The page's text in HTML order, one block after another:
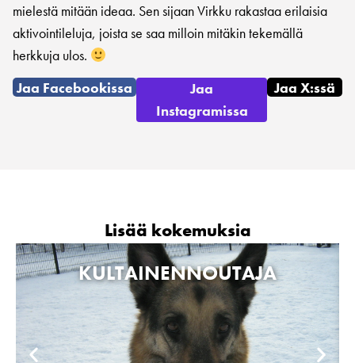
mielestä mitään ideaa. Sen sijaan Virkku rakastaa erilaisia
aktivointileluja, joista se saa milloin mitäkin tekemällä
herkkuja ulos.
Jaa Facebookissa
Jaa
Instagramissa
Jaa X:ssä
Lisää kokemuksia
KULTAINENNOUTAJA